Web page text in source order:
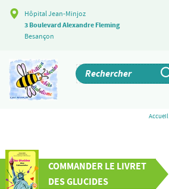
Hôpital Jean-Minjoz
3 Boulevard Alexandre Fleming
Besançon
Accueil
COMMANDER LE LIVRET
DES GLUCIDES